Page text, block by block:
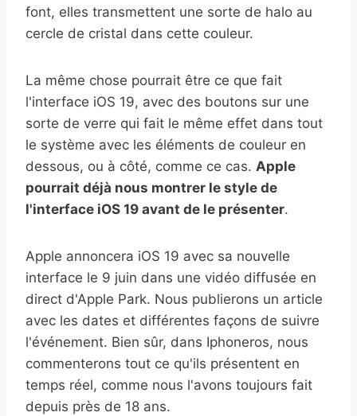
font, elles transmettent une sorte de halo au
cercle de cristal dans cette couleur.
La même chose pourrait être ce que fait
l'interface iOS 19, avec des boutons sur une
sorte de verre qui fait le même effet dans tout
le système avec les éléments de couleur en
dessous, ou à côté, comme ce cas. Apple
pourrait déjà nous montrer le style de
l'interface iOS 19 avant de le présenter.
Apple annoncera iOS 19 avec sa nouvelle
interface le 9 juin dans une vidéo diffusée en
direct d'Apple Park. Nous publierons un article
avec les dates et différentes façons de suivre
l'événement. Bien sûr, dans Iphoneros, nous
commenterons tout ce qu'ils présentent en
temps réel, comme nous l'avons toujours fait
depuis près de 18 ans.